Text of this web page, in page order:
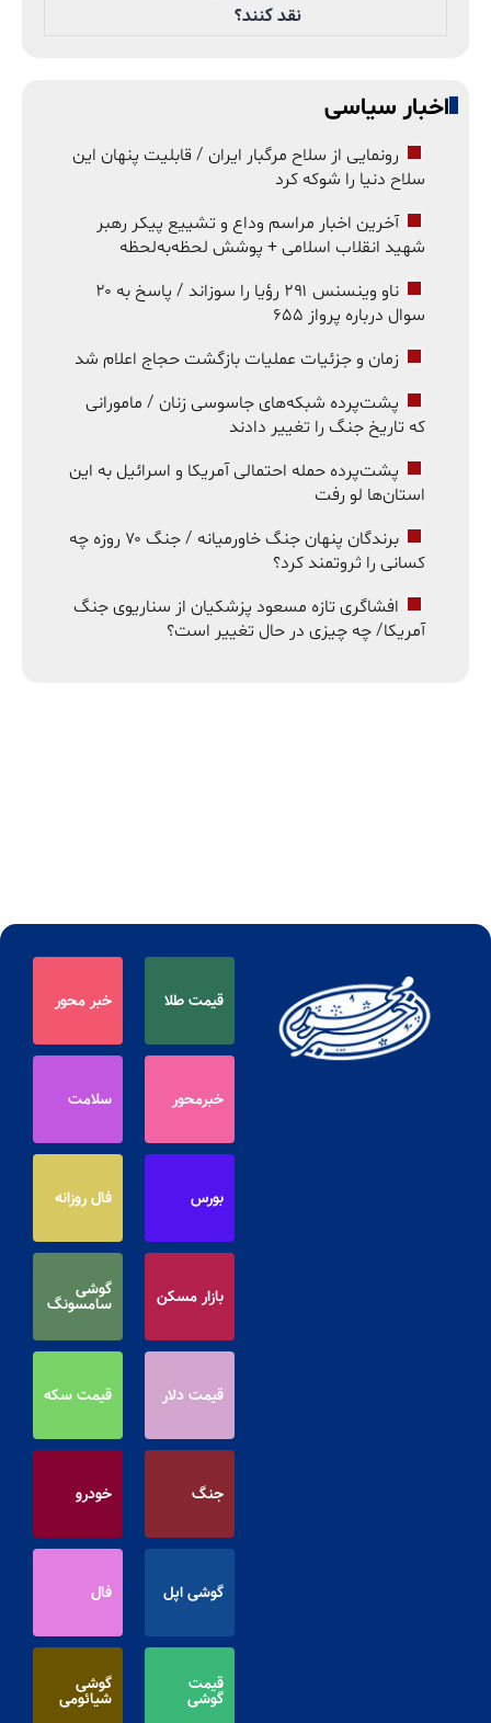
نقد کنند؟
اخبار سیاسی
رونمایی از سلاح مرگبار ایران / قابلیت پنهان این
سلاح دنیا را شوکه کرد
آخرین اخبار مراسم وداع و تشییع پیکر رهبر
شهید انقلاب اسلامی + پوشش لحظه‌به‌لحظه
ناو وینسنس ۲۹۱ رؤیا را سوزاند / پاسخ به ۲۰
سوال درباره پرواز ۶۵۵
زمان و جزئیات عملیات بازگشت حجاج اعلام شد
پشت‌پرده شبکه‌های جاسوسی زنان / مامورانی
که تاریخ جنگ را تغییر دادند
پشت‌پرده حمله احتمالی آمریکا و اسرائیل به این
استان‌ها لو رفت
برندگان پنهان جنگ خاورمیانه / جنگ ۷۰ روزه چه
کسانی را ثروتمند کرد؟
افشاگری تازه مسعود پزشکیان از سناریوی جنگ
آمریکا/ چه چیزی در حال تغییر است؟
قیمت طلا خبر محور
خبرمحور سلامت
بورس فال روزانه
بازار مسکن گوشی
سامسونگ
قیمت دلار قیمت سکه
جنگ خودرو
گوشی اپل فال
قیمت
گوشی
گوشی
شیائومی